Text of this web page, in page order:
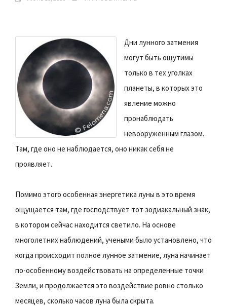
Дни лунного затмения
могут быть ощутимы
только в тех уголках
планеты, в которых это
явление можно
пронаблюдать
невооруженным глазом.
Там, где оно не наблюдается, оно никак себя не
проявляет.
Помимо этого особенная энергетика луны в это время
ощущается там, где господствует тот зодиакальный знак,
в котором сейчас находится светило. На основе
многолетних наблюдений, учеными было установлено, что
когда происходит полное лунное затмение, луна начинает
по-особенному воздействовать на определенные точки
Земли, и продолжается это воздействие ровно столько
месяцев, сколько часов луна была скрыта.